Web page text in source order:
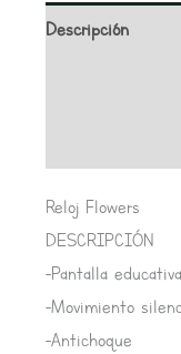
Descripción
Reloj Flowers
DESCRIPCIÓN
-Pantalla
-Movimiento
-Antichoque